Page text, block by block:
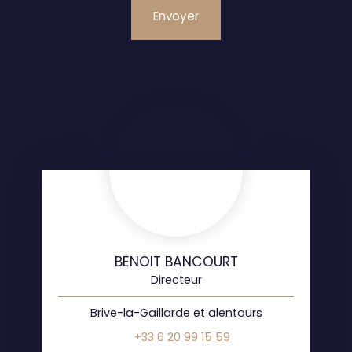
Envoyer
BENOIT BANCOURT
Directeur
Brive-la-Gaillarde et alentours
+33 6 20 99 15 59